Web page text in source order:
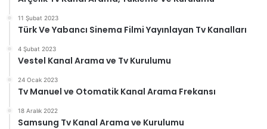
11 Şubat 2023
Türk Ve Yabancı Sinema Filmi Yayınlayan Tv Kanalları
4 Şubat 2023
Vestel Kanal Arama ve Tv Kurulumu
24 Ocak 2023
Tv Manuel ve Otomatik Kanal Arama Frekansı
18 Aralık 2022
Samsung Tv Kanal Arama ve Kurulumu